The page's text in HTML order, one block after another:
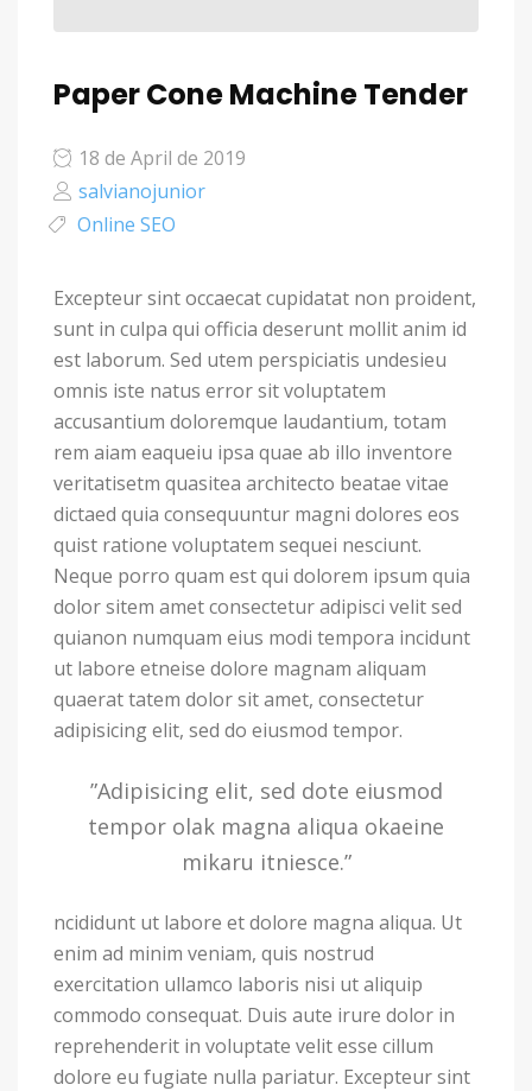
Paper Cone Machine Tender
18 de April de 2019
salvianojunior
Online SEO
Excepteur sint occaecat cupidatat non proident,
sunt in culpa qui officia deserunt mollit anim id
est laborum. Sed utem perspiciatis undesieu
omnis iste natus error sit voluptatem
accusantium doloremque laudantium, totam
rem aiam eaqueiu ipsa quae ab illo inventore
veritatisetm quasitea architecto beatae vitae
dictaed quia consequuntur magni dolores eos
quist ratione voluptatem sequei nesciunt.
Neque porro quam est qui dolorem ipsum quia
dolor sitem amet consectetur adipisci velit sed
quianon numquam eius modi tempora incidunt
ut labore etneise dolore magnam aliquam
quaerat tatem dolor sit amet, consectetur
adipisicing elit, sed do eiusmod tempor.
”Adipisicing elit, sed dote eiusmod
tempor olak magna aliqua okaeine
mikaru itniesce.”
ncididunt ut labore et dolore magna aliqua. Ut
enim ad minim veniam, quis nostrud
exercitation ullamco laboris nisi ut aliquip
commodo consequat. Duis aute irure dolor in
reprehenderit in voluptate velit esse cillum
dolore eu fugiate nulla pariatur. Excepteur sint